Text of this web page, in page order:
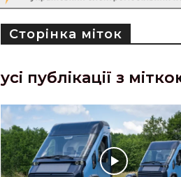
Сторінка міток
усі публікації з